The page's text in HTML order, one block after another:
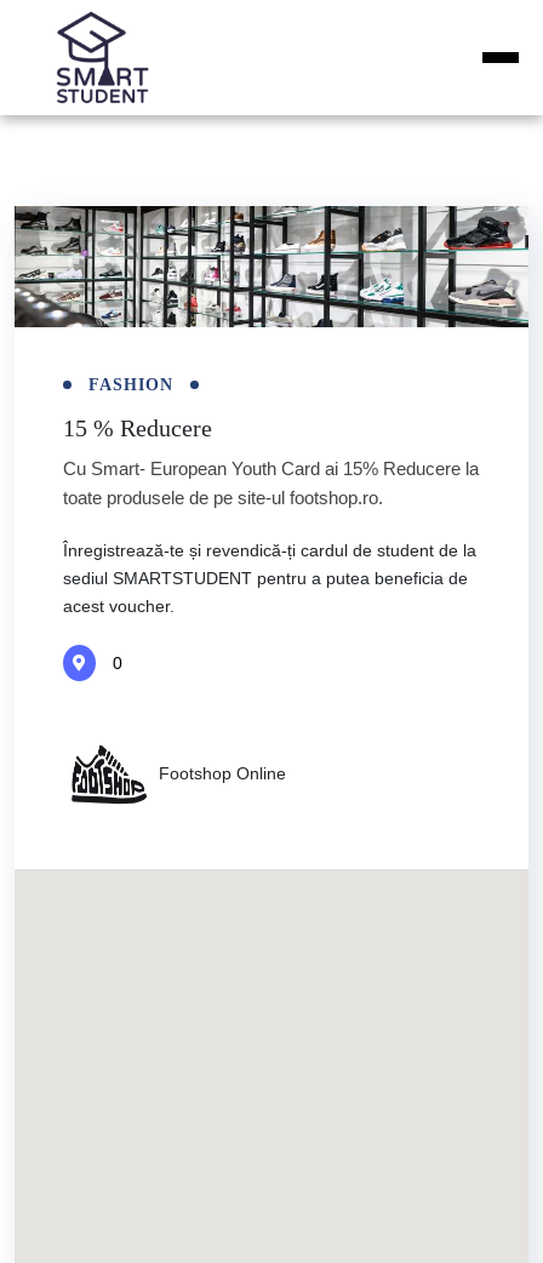
FASHION
15 % Reducere
Cu Smart- European Youth Card ai 15% Reducere la
toate produsele de pe site-ul footshop.ro.
Înregistrează-te și revendică-ți cardul de student de la
sediul SMARTSTUDENT pentru a putea beneficia de
acest voucher.
0
Footshop Online